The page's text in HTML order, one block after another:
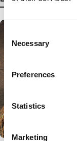
Selection
Necessary
Preferences
Statistics
Marketing